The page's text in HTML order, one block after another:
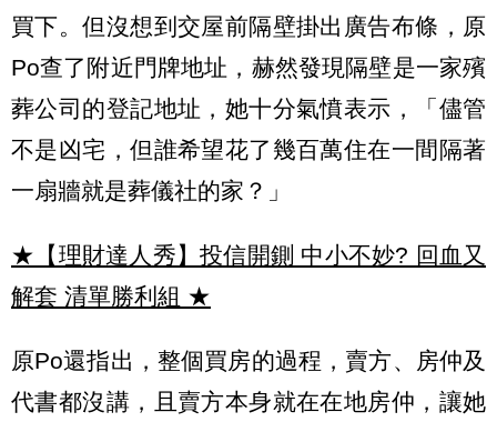
買下。但沒想到交屋前隔壁掛出廣告布條，原
Po查了附近門牌地址，赫然發現隔壁是一家殯
葬公司的登記地址，她十分氣憤表示，「儘管
不是凶宅，但誰希望花了幾百萬住在一間隔著
一扇牆就是葬儀社的家？」
★【理財達人秀】投信開鍘 中小不妙? 回血又
解套 清單勝利組 ★
原Po還指出，整個買房的過程，賣方、房仲及
代書都沒講，且賣方本身就在在地房仲，讓她